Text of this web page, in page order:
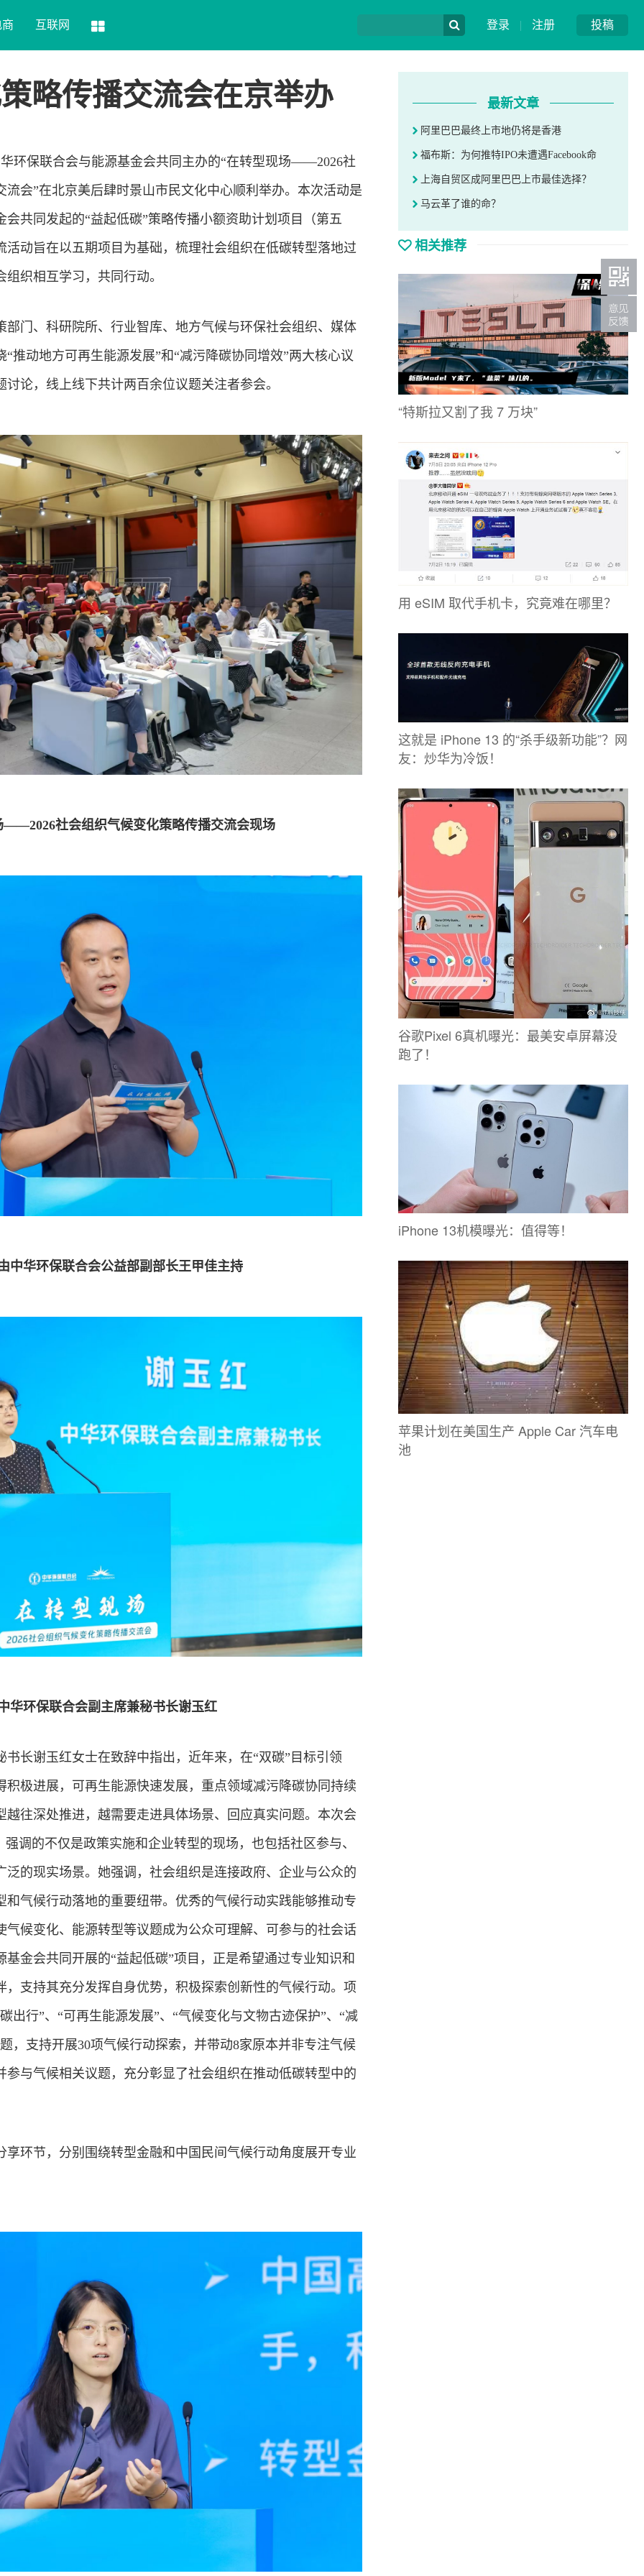
投稿
登录 | 注册
互联网
略传播交流会在京举办
华环保联合会与能源基金会共同主办的“在转型现场——2026社
流会”在北京美后肆时景山市民文化中心顺利举办。本次活动是
会共同发起的“益起低碳”策略传播小额资助计划项目（第五
活动旨在以五期项目为基础，梳理社会组织在低碳转型落地过
织相互学习，共同行动。
门、科研院所、行业智库、地方气候与环保社会组织、 媒体
推动地方可再生能源发展”和“减污降碳协同增效”两大核心议
论，线上线下共计两百余位议题关注者参会。
——2026社会组织气候变化策略传播交流会现场
中华环保联合会公益部副部长王甲佳主持
华环保联合会副主席兼秘书长谢玉红
书长谢玉红女士在致辞中指出，近年来，在“双碳”目标引领
积极进展，可再生能源快速发展，重点领域减污降碳协同持续
越往深处推进，越需要走进具体场景、回应真实问题。本次会
调的不仅是政策实施和企业转型的现场，也包括社区参与、
泛的现实场景。她强调，社会组织是连接政府、企业与公众的
和气候行动落地的重要纽带。优秀的气候行动实践能够推动专
气候变化、能源转型等议题成为公众可理解、可参与的社会话
金会共同开展的“益起低碳”项目，正是希望通过专业知识和
，支持其充分发挥自身优势，积极探索创新性的气候行动。项
出行”、“可再生能源发展”、“气候变化与文物古迹保护”、“减
，支持开展30项气候行动探索，并带动8家原本并非专注气候
参与气候相关议题，充分彰显了社会组织在推动低碳转型中的
享环节，分别围绕转型金融和中国民间气候行动角度展开专业
最新文章
阿里巴巴最终上市地仍将是香港
福布斯：为何推特IPO未遭遇Facebook命
上海自贸区成阿里巴巴上市最佳选择？
马云革了谁的命？
相关推荐
“特斯拉又割了我 7 万块”
用 eSIM 取代手机卡，究竟难在哪里？
这就是 iPhone 13 的“杀手级新功能”？网
友：炒华为冷饭！
谷歌Pixel 6真机曝光：最美安卓屏幕没
跑了！
iPhone 13机模曝光：值得等！
苹果计划在美国生产 Apple Car 汽车电
池